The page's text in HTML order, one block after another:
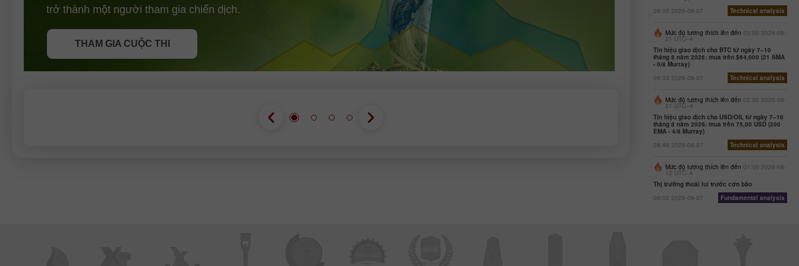
THAM GIA CUỘC THI
trở thành một người tham gia chiến dịch.
THAM GIA CUỘC THI
THAM GIA CUỘC THI
NHẬN THƯỞNG
09:05 2026-08-07
Technical analysis
Mức độ tương thích lên đến 03:00 2026-08-
21 UTC--4
Tín hiệu giao dịch cho BTC từ ngày 7–10
tháng 8 năm 2026: mua trên $64,000 (21 SMA
- 0/8 Murray)
09:03 2026-08-07
Technical analysis
Mức độ tương thích lên đến 02:00 2026-08-
21 UTC--4
Tín hiệu giao dịch cho USD/OIL từ ngày 7–10
tháng 8 năm 2026: mua trên 75,00 USD (200
EMA - 4/8 Murray)
08:48 2026-08-07
Technical analysis
Mức độ tương thích lên đến 01:00 2026-08-
12 UTC--4
Thị trường thoái lui trước cơn bão
08:02 2026-08-07
Fundamental analysis